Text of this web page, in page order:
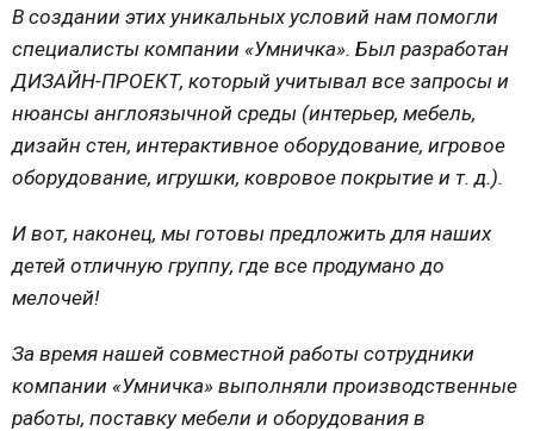
В создании этих уникальных условий нам помогли
специалисты компании «Умничка». Был разработан
ДИЗАЙН-ПРОЕКТ, который учитывал все запросы и
нюансы англоязычной среды (интерьер, мебель,
дизайн стен, интерактивное оборудование, игровое
оборудование, игрушки, ковровое покрытие и т. д.).
И вот, наконец, мы готовы предложить для наших
детей отличную группу, где все продумано до
мелочей!
За время нашей совместной работы сотрудники
компании «Умничка» выполняли производственные
работы, поставку мебели и оборудования в